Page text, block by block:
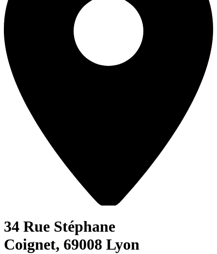
34 Rue Stéphane
Coignet, 69008 Lyon